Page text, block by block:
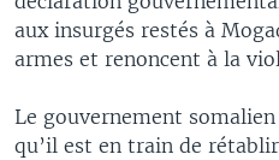
aux insurgés restés à
armes et renoncent à la
Le gouvernement
qu’il est en train de